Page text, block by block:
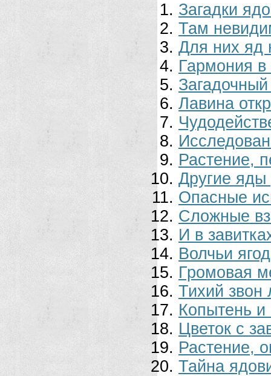
Загадки
Там
Для них яд
Гармония в
Лавина
Растение,
Другие яды
Опасные
Сложные
И в
Волчьи
Громовая
Тихий
Копытень и
Цветок с
Растение,
Тайна